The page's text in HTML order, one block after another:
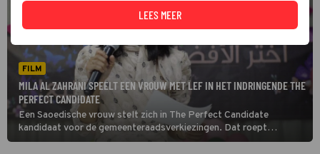
FILM
MILA AL ZAHRANI SPEELT EEN VROUW MET LEF IN HET INDRINGENDE THE
PERFECT CANDIDATE
Een Saoedische vrouw stelt zich in The Perfect Candidate
kandidaat voor de gemeenteraadsverkiezingen. Dat roept
veel weerstand op.
LEES MEER